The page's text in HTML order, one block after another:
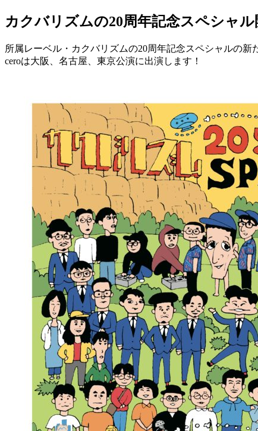
カクバリズムの20周年記念スペシャル
所属レーベル・カクバリズムの20周年記念スペシャルの新
ceroは大阪、名古屋、東京公演に出演します！